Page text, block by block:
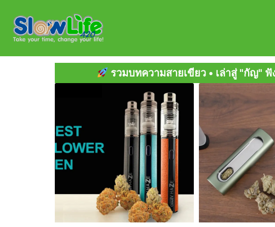
content
ความสายเขียว • เล่าสู่ "กัญ" ฟัง • ข่าวสารต่างประเทศ • วง